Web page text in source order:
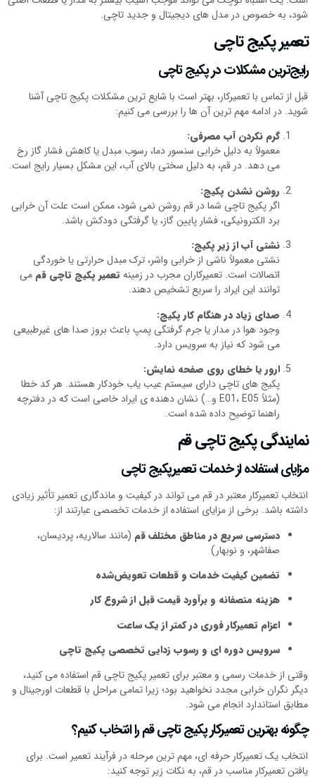
شود، به‌ خصوص در مدل‌ های دیجیتال و جدید تاچی.
تعمیر پکیج تاچی
رایج‌ترین مشکلات در پکیج تاچی
قبل از تماس با تعمیرکار، بهتر است با شایع‌ ترین مشکلات پکیج تاچی آشنا
شوید. در ادامه مهم‌ ترین آن‌ ها را بررسی می‌ کنیم:
گرم نکردن آب مصرفی:
معمولاً به دلیل خرابی سنسور دما، رسوب مبدل یا کاهش فشار گاز رخ
می‌ دهد. در قم، به دلیل سختی بالای آب، این مشکل بسیار رایج است.
روشن نشدن پکیج:
اگر پکیج تاچی شما در قم روشن نمی‌ شود، ممکن است علت آن خرابی
برد الکترونیکی، فشار پایین گاز، یا گرفتگی دودکش باشد.
نشتی آب از زیر پکیج:
نشتی معمولاً ناشی از خرابی واشر، ترک مبدل حرارتی یا خوردگی
اتصالات است. تعمیرکاران مجرب در زمینه تعمیر پکیج تاچی قم می‌
توانند این ایراد را سریع تشخیص دهند.
صدای زیاد در هنگام کار پکیج:
وجود هوا در مدار یا جرم‌ گرفتگی پمپ باعث بروز صدا های غیرطبیعی
می‌ شود که نیاز به سرویس دارد.
ارور یا خطای روی صفحه نمایش:
پکیج‌ های تاچی دارای سیستم عیب‌ یاب خودکار هستند. هر کد خطا
(مثلاً E01، E05 و…) نشان‌ دهنده‌ ی ایراد خاصی است که در دفترچه
راهنما توضیح داده شده است.
نمایندگی پکیج تاچی قم
مزایای استفاده از خدمات تعمیرپکیج تاچی
انتخاب تعمیرکار معتبر در قم می‌ تواند در کیفیت و ماندگاری تعمیر تأثیر زیادی
داشته باشد. برخی از مزایای استفاده از خدمات تخصصی عبارتند از:
دسترسی سریع در مناطق مختلف قم (مانند سالاریه، پردیسان،
صفاشهر، و نوبهار)
تضمین کیفیت خدمات و قطعات تعویض‌شده
هزینه منصفانه و برآورد قیمت قبل از شروع کار
اعزام تعمیرکار فوری در کمتر از یک ساعت
سرویس دوره‌ ای و رسوب‌ زدایی تخصصی پکیج تاچی
وقتی از خدمات رسمی و معتبر برای تعمیر پکیج تاچی قم استفاده می‌ کنید،
دیگر نگران خرابی مجدد نخواهید بود؛ زیرا تمامی مراحل با قطعات اورجینال و
مطابق استاندارد انجام می‌ شود.
چگونه بهترین تعمیرکار پکیج تاچی قم را انتخاب کنیم؟
انتخاب یک تعمیرکار حرفه‌ ای، مهم‌ ترین مرحله در فرآیند تعمیر است. برای
یافتن تعمیرکار مناسب در قم، به نکات زیر توجه کنید: